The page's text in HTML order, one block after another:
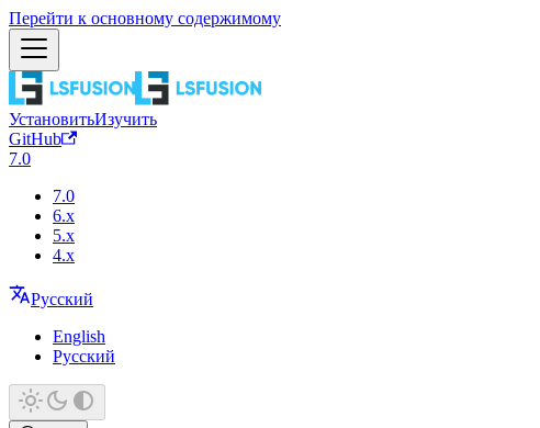
Перейти к основному содержимому
УстановитьИзучить
GitHub
7.0
7.0
6.x
5.x
4.x
Русский
English
Русский